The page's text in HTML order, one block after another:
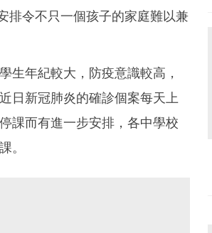
排令不只一個孩子的家庭難以兼
生年紀較大，防疫意識較高，
日新冠肺炎的確診個案每天上
課而有進一步安排，各中學校
。